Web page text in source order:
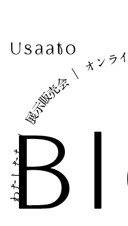
わ
た
し
た
ち
｜
展
示
販売会
｜ オンライ